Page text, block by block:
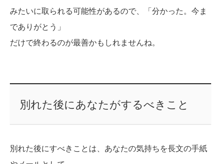
みたいに取られる可能性があるので、「分かった。今ま
でありがとう」
だけで終わるのが最善かもしれませんね。
別れた後にあなたがするべきこと
別れた後にすべきことは、あなたの気持ちを長文の手紙